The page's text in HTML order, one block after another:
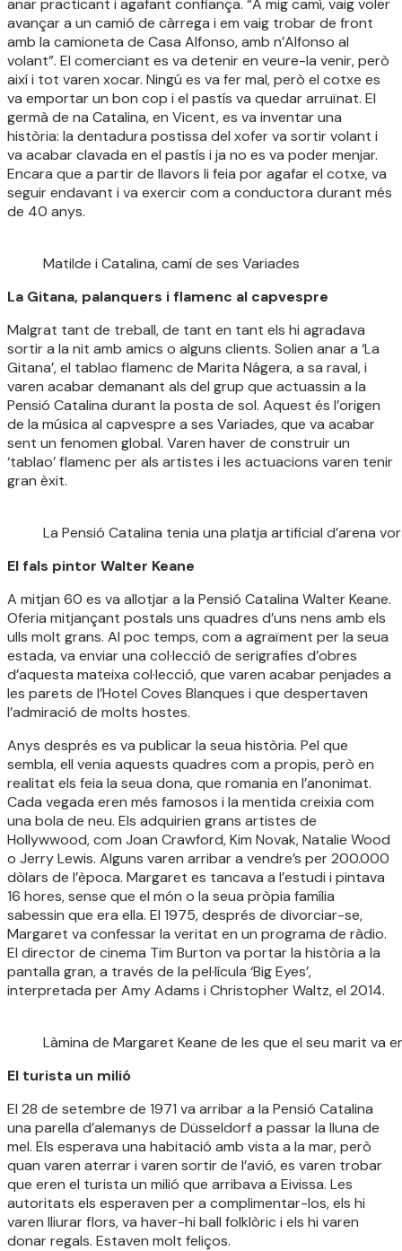
anar practicant i agafant confiança. “A mig camí, vaig voler
avançar a un camió de càrrega i em vaig trobar de front
amb la camioneta de Casa Alfonso, amb n’Alfonso al
volant”. El comerciant es va detenir en veure-la venir, però
així i tot varen xocar. Ningú es va fer mal, però el cotxe es
va emportar un bon cop i el pastís va quedar arruïnat. El
germà de na Catalina, en Vicent, es va inventar una
història: la dentadura postissa del xofer va sortir volant i
va acabar clavada en el pastís i ja no es va poder menjar.
Encara que a partir de llavors li feia por agafar el cotxe, va
seguir endavant i va exercir com a conductora durant més
de 40 anys.
Matilde i Catalina, camí de ses Variades
La Gitana, palanquers i flamenc al capvespre
Malgrat tant de treball, de tant en tant els hi agradava
sortir a la nit amb amics o alguns clients. Solien anar a ‘La
Gitana’, el tablao flamenc de Marita Nágera, a sa raval, i
varen acabar demanant als del grup que actuassin a la
Pensió Catalina durant la posta de sol. Aquest és l’origen
de la música al capvespre a ses Variades, que va acabar
sent un fenomen global. Varen haver de construir un
‘tablao’ flamenc per als artistes i les actuacions varen tenir
gran èxit.
La Pensió Catalina tenia una platja artificial d’arena
El fals pintor Walter Keane
A mitjan 60 es va allotjar a la Pensió Catalina Walter Keane.
Oferia mitjançant postals uns quadres d’uns nens amb els
ulls molt grans. Al poc temps, com a agraïment per la seua
estada, va enviar una col·lecció de serigrafies d’obres
d’aquesta mateixa col·lecció, que varen acabar penjades a
les parets de l’Hotel Coves Blanques i que despertaven
l’admiració de molts hostes.
Anys després es va publicar la seua història. Pel que
sembla, ell venia aquests quadres com a propis, però en
realitat els feia la seua dona, que romania en l’anonimat.
Cada vegada eren més famosos i la mentida creixia com
una bola de neu. Els adquirien grans artistes de
Hollywwood, com Joan Crawford, Kim Novak, Natalie Wood
o Jerry Lewis. Alguns varen arribar a vendre’s per 200.000
dòlars de l’època. Margaret es tancava a l’estudi i pintava
16 hores, sense que el món o la seua pròpia família
sabessin que era ella. El 1975, després de divorciar-se,
Margaret va confessar la veritat en un programa de ràdio.
El director de cinema Tim Burton va portar la història a la
pantalla gran, a través de la pel·lícula ‘Big Eyes’,
interpretada per Amy Adams i Christopher Waltz, el 2014.
Làmina de Margaret Keane de les que el seu marit va
El turista un milió
El 28 de setembre de 1971 va arribar a la Pensió Catalina
una parella d’alemanys de Düsseldorf a passar la lluna de
mel. Els esperava una habitació amb vista a la mar, però
quan varen aterrar i varen sortir de l’avió, es varen trobar
que eren el turista un milió que arribava a Eivissa. Les
autoritats els esperaven per a complimentar-los, els hi
varen lliurar flors, va haver-hi ball folklòric i els hi varen
donar regals. Estaven molt feliços.